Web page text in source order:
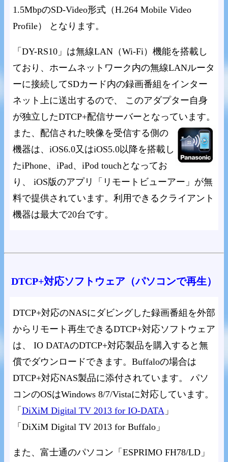
1.5MbpのSD-Video形式（H.264 Mobile Video
Profile） となります。
「DY-RS10」は無線LAN（Wi-Fi）機能を搭載し
ており、ホームネットワーク内の無線LANルータ
ーに接続してSDカード内の録画番組をインター
ネット上に送出するので、 このアダプター自身
が独立したDTCP+配信サーバーとなっています。
また、配信された映像を受信する側の
機器は、iOS6.0又はiOS5.0以降を搭載し
たiPhone、iPad、iPod touchとなってお
り、 iOS版のアプリ「リモートビューアー」が無
料で提供されています。利用できるクライアント
機器は最大で20台です。
DTCP+対応ソフトウェア（パソコンで再生）
DTCP+対応のNASにダビングした録画番組を外部
からリモート再生できるDTCP+対応ソフトウェア
は、 IO DATAのDTCP+対応製品を購入すると無
償でダウンロードできます。Buffaloの場合は
DTCP+対応NAS製品に添付されています。 パソ
コンのOSはWindows 8/7/Vistaに対応しています。
「 DiXiM Digital TV 2013 for IO-DATA」
「DiXiM Digital TV 2013 for Buffalo」
また、富士通のパソコン「ESPRIMO FH78/LD」